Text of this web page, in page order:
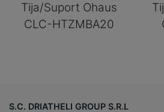
Tija/Suport Ohaus
CLC-HTZMBA20
S.C. DRIATHELI GROUP S.R.L